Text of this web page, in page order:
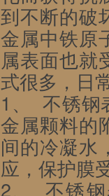
到不断的破
金属中铁原
属表面也就
式很多，日
1、  不锈钢
金属颗料的
间的冷凝水
应，保护膜
2、  不锈